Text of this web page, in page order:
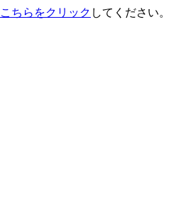
こちらをクリック してください。